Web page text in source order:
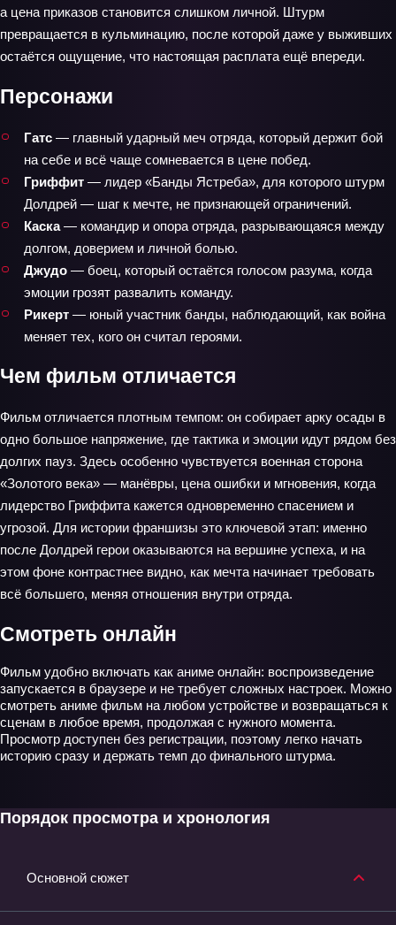
а цена приказов становится слишком личной. Штурм
превращается в кульминацию, после которой даже у выживших
остаётся ощущение, что настоящая расплата ещё впереди.
Персонажи
Гатс — главный ударный меч отряда, который держит бой
на себе и всё чаще сомневается в цене побед.
Гриффит — лидер «Банды Ястреба», для которого штурм
Долдрей — шаг к мечте, не признающей ограничений.
Каска— командир и опора отряда, разрывающаяся между
долгом, доверием и личной болью.
Джудо — боец, который остаётся голосом разума, когда
эмоции грозят развалить команду.
Рикерт — юный участник банды, наблюдающий, как война
меняет тех, кого он считал героями.
Чем фильм отличается
Фильм отличается плотным темпом: он собирает арку осады в
одно большое напряжение, где тактика и эмоции идут рядом без
долгих пауз. Здесь особенно чувствуется военная сторона
«Золотого века» — манёвры, цена ошибки и мгновения, когда
лидерство Гриффита кажется одновременно спасением и
угрозой. Для истории франшизы это ключевой этап: именно
после Долдрей герои оказываются на вершине успеха, и на
этом фоне контрастнее видно, как мечта начинает требовать
всё большего, меняя отношения внутри отряда.
Смотреть онлайн
Фильм удобно включать как аниме онлайн: воспроизведение
запускается в браузере и не требует сложных настроек. Можно
смотреть аниме фильм на любом устройстве и возвращаться к
сценам в любое время, продолжая с нужного момента.
Просмотр доступен без регистрации, поэтому легко начать
историю сразу и держать темп до финального штурма.
Порядок просмотра и хронология
Основной сюжет